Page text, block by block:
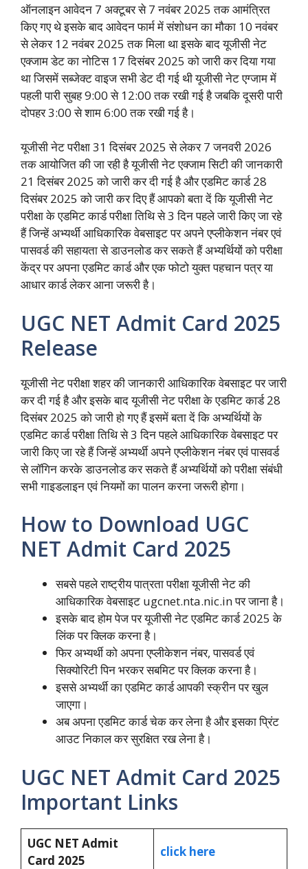
ऑनलाइन आवेदन 7 अक्टूबर से 7 नवंबर 2025 तक आमंत्रित
किए गए थे इसके बाद आवेदन फार्म में संशोधन का मौका 10 नवंबर
से लेकर 12 नवंबर 2025 तक मिला था इसके बाद यूजीसी नेट
एक्जाम डेट का नोटिस 17 दिसंबर 2025 को जारी कर दिया गया
था जिसमें सब्जेक्ट वाइज सभी डेट दी गई थी यूजीसी नेट एग्जाम में
पहली पारी सुबह 9:00 से 12:00 तक रखी गई है जबकि दूसरी पारी
दोपहर 3:00 से शाम 6:00 तक रखी गई है।
यूजीसी नेट परीक्षा 31 दिसंबर 2025 से लेकर 7 जनवरी 2026
तक आयोजित की जा रही है यूजीसी नेट एक्जाम सिटी की जानकारी
21 दिसंबर 2025 को जारी कर दी गई है और एडमिट कार्ड 28
दिसंबर 2025 को जारी कर दिए हैं आपको बता दें कि यूजीसी नेट
परीक्षा के एडमिट कार्ड परीक्षा तिथि से 3 दिन पहले जारी किए जा रहे
हैं जिन्हें अभ्यर्थी आधिकारिक वेबसाइट पर अपने एप्लीकेशन नंबर एवं
पासवर्ड की सहायता से डाउनलोड कर सकते हैं अभ्यर्थियों को परीक्षा
केंद्र पर अपना एडमिट कार्ड और एक फोटो युक्त पहचान पत्र या
आधार कार्ड लेकर आना जरूरी है।
UGC NET Admit Card 2025
Release
यूजीसी नेट परीक्षा शहर की जानकारी आधिकारिक वेबसाइट पर जारी
कर दी गई है और इसके बाद यूजीसी नेट परीक्षा के एडमिट कार्ड 28
दिसंबर 2025 को जारी हो गए हैं इसमें बता दें कि अभ्यर्थियों के
एडमिट कार्ड परीक्षा तिथि से 3 दिन पहले आधिकारिक वेबसाइट पर
जारी किए जा रहे हैं जिन्हें अभ्यर्थी अपने एप्लीकेशन नंबर एवं पासवर्ड
से लॉगिन करके डाउनलोड कर सकते हैं अभ्यर्थियों को परीक्षा संबंधी
सभी गाइडलाइन एवं नियमों का पालन करना जरूरी होगा।
How to Download UGC
NET Admit Card 2025
सबसे पहले राष्ट्रीय पात्रता परीक्षा यूजीसी नेट की
आधिकारिक वेबसाइट ugcnet.nta.nic.in पर जाना है।
इसके बाद होम पेज पर यूजीसी नेट एडमिट कार्ड 2025 के
लिंक पर क्लिक करना है।
फिर अभ्यर्थी को अपना एप्लीकेशन नंबर, पासवर्ड एवं
सिक्योरिटी पिन भरकर सबमिट पर क्लिक करना है।
इससे अभ्यर्थी का एडमिट कार्ड आपकी स्क्रीन पर खुल
जाएगा।
अब अपना एडमिट कार्ड चेक कर लेना है और इसका प्रिंट
आउट निकाल कर सुरक्षित रख लेना है।
UGC NET Admit Card 2025
Important Links
UGC NET Admit
Card 2025
click here